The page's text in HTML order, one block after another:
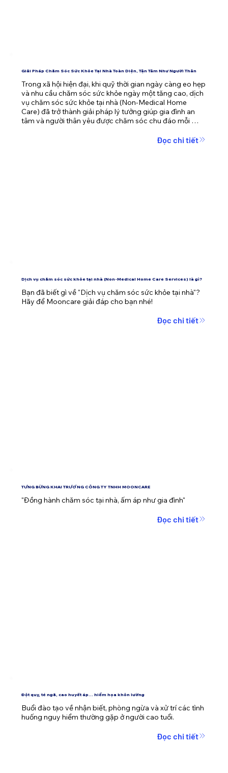
Giải Pháp Chăm Sóc Sức Khỏe Tại Nhà Toàn Diện, Tận Tâm Như Người Thân
Trong xã hội hiện đại, khi quỹ thời gian ngày càng eo hẹp
và nhu cầu chăm sóc sức khỏe ngày một tăng cao, dịch
vụ chăm sóc sức khỏe tại nhà (Non-Medical Home
Care) đã trở thành giải pháp lý tưởng giúp gia đình an
tâm và người thân yêu được chăm sóc chu đáo mỗi
Đọc chi tiết
Dịch vụ chăm sóc sức khỏe tại nhà (Non-Medical Home Care Services) là gì?
Bạn đã biết gì về "Dịch vụ chăm sóc sức khỏe tại nhà"?
Hãy để Mooncare giải đáp cho bạn nhé!
Đọc chi tiết
TƯNG BỪNG KHAI TRƯƠNG CÔNG TY TNHH MOONCARE
"Đồng hành chăm sóc tại nhà, ấm áp như gia đình"
Đọc chi tiết
Đột quỵ, té ngã, cao huyết áp... hiểm họa khôn lường
Buổi đào tạo về nhận biết, phòng ngừa và xử trí các tình
huống nguy hiểm thường gặp ở người cao tuổi.
Đọc chi tiết